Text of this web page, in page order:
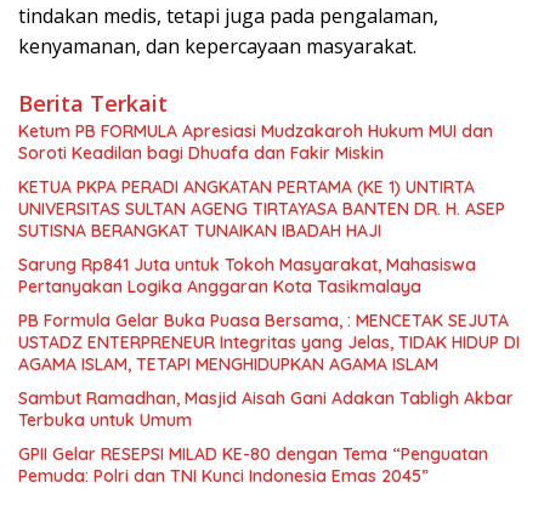
tindakan medis, tetapi juga pada pengalaman,
kenyamanan, dan kepercayaan masyarakat.
Berita Terkait
Ketum PB FORMULA Apresiasi Mudzakaroh Hukum MUI dan
Soroti Keadilan bagi Dhuafa dan Fakir Miskin
KETUA PKPA PERADI ANGKATAN PERTAMA (KE 1) UNTIRTA
UNIVERSITAS SULTAN AGENG TIRTAYASA BANTEN DR. H. ASEP
SUTISNA BERANGKAT TUNAIKAN IBADAH HAJI
Sarung Rp841 Juta untuk Tokoh Masyarakat, Mahasiswa
Pertanyakan Logika Anggaran Kota Tasikmalaya
PB Formula Gelar Buka Puasa Bersama, : MENCETAK SEJUTA
USTADZ ENTERPRENEUR Integritas yang Jelas, TIDAK HIDUP DI
AGAMA ISLAM, TETAPI MENGHIDUPKAN AGAMA ISLAM
Sambut Ramadhan, Masjid Aisah Gani Adakan Tabligh Akbar
Terbuka untuk Umum
GPII Gelar RESEPSI MILAD KE-80 dengan Tema “Penguatan
Pemuda: Polri dan TNI Kunci Indonesia Emas 2045”